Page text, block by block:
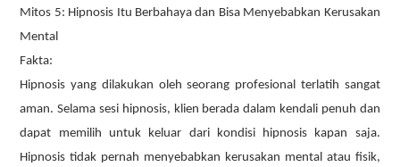
Mitos 5: Hipnosis Itu Berbahaya dan Bisa Menyebabkan Kerusakan
Mental
Fakta:
Hipnosis yang dilakukan oleh seorang profesional terlatih sangat
aman. Selama sesi hipnosis, klien berada dalam kendali penuh dan
dapat memilih untuk keluar dari kondisi hipnosis kapan saja.
Hipnosis tidak pernah menyebabkan kerusakan mental atau fisik,